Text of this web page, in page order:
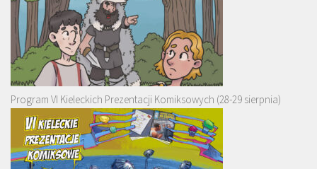
Program VI Kieleckich Prezentacji Komiksowych (28-29 sierpnia)